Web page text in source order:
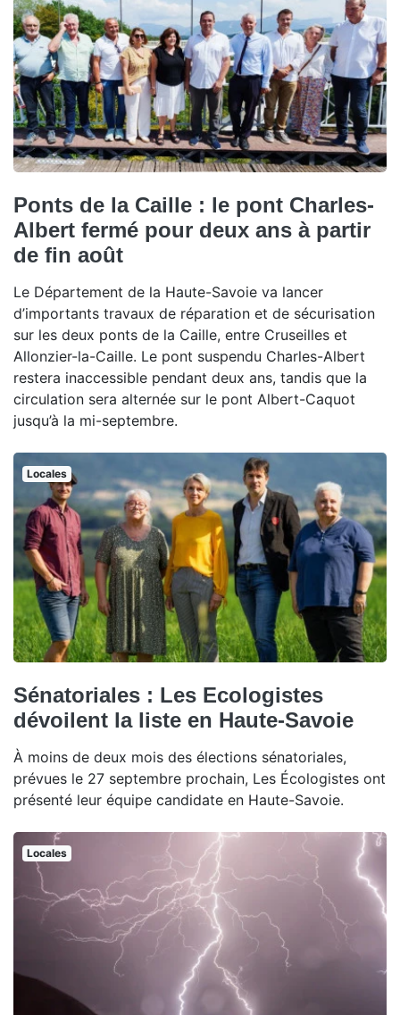
Ponts de la Caille : le pont Charles-
Albert fermé pour deux ans à partir
de fin août
Le Département de la Haute-Savoie va lancer
d’importants travaux de réparation et de sécurisation
sur les deux ponts de la Caille, entre Cruseilles et
Allonzier-la-Caille. Le pont suspendu Charles-Albert
restera inaccessible pendant deux ans, tandis que la
circulation sera alternée sur le pont Albert-Caquot
jusqu’à la mi-septembre.
Locales
Sénatoriales : Les Ecologistes
dévoilent la liste en Haute-Savoie
À moins de deux mois des élections sénatoriales,
prévues le 27 septembre prochain, Les Écologistes ont
présenté leur équipe candidate en Haute-Savoie.
Locales